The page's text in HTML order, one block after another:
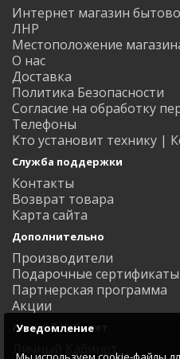
Интернет магазин
ЛНР
Местоположение
О нас
Доставка
Политика Безопасности
Согласие на обработку
Телефоны
Кто установит технику |
Служба поддержки
Контакты
Возврат товара
Карта сайта
Дополнительно
Производители
Подарочные сертификаты
Партнерская программа
Акции
Личный Кабинет
Личный Кабинет
Уведомление